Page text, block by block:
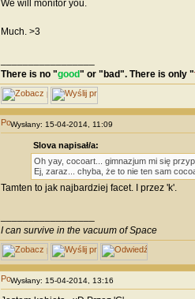
We will monitor you.
Much. >3
There is no "good" or " bad". There is only "
Wysłany: 15-04-2014, 11:09
Slova napisał/a:
Oh yay, cocoart... gimnazjum mi się
Ej, zaraz... chyba, że to nie ten sam
Tamten to jak najbardziej facet. I przez 'k'.
I can survive in the vacuum of Space
Wysłany: 15-04-2014, 13:16